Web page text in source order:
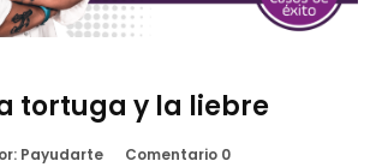
tortuga y la liebre
Payudarte Comentario 0